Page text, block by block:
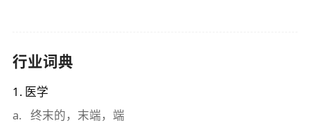
行业词典
1 . 医学
a. 终末的，末端，端